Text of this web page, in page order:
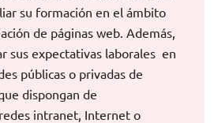
su formación en el ámbito
de páginas web. Además,
sus expectativas laborales en
públicas o privadas de
dispongan de
intranet, Internet o